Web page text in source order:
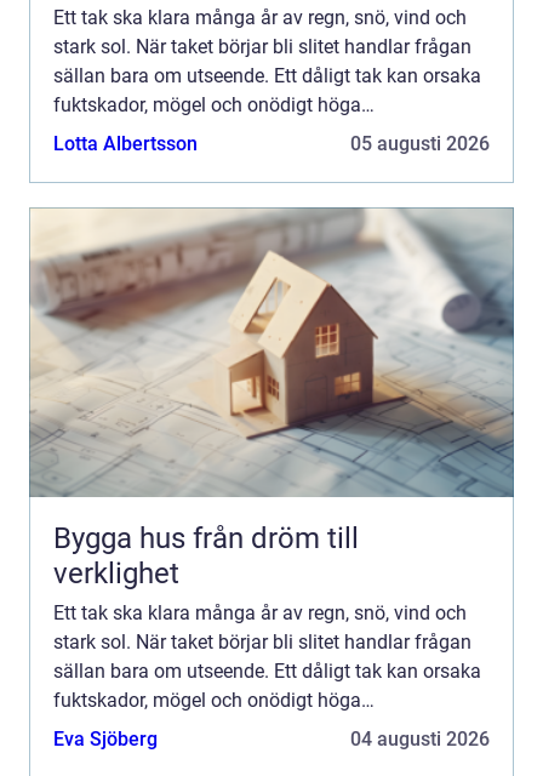
Ett tak ska klara många år av regn, snö, vind och
stark sol. När taket börjar bli slitet handlar frågan
sällan bara om utseende. Ett dåligt tak kan orsaka
fuktskador, mögel och onödigt höga
uppvärmningskostnader. Därför blir valet av
Lotta Albertsson 05 augusti 2026
Bygga hus från dröm till
verklighet
Ett tak ska klara många år av regn, snö, vind och
stark sol. När taket börjar bli slitet handlar frågan
sällan bara om utseende. Ett dåligt tak kan orsaka
fuktskador, mögel och onödigt höga
uppvärmningskostnader. Därför blir valet av
Eva Sjöberg 04 augusti 2026